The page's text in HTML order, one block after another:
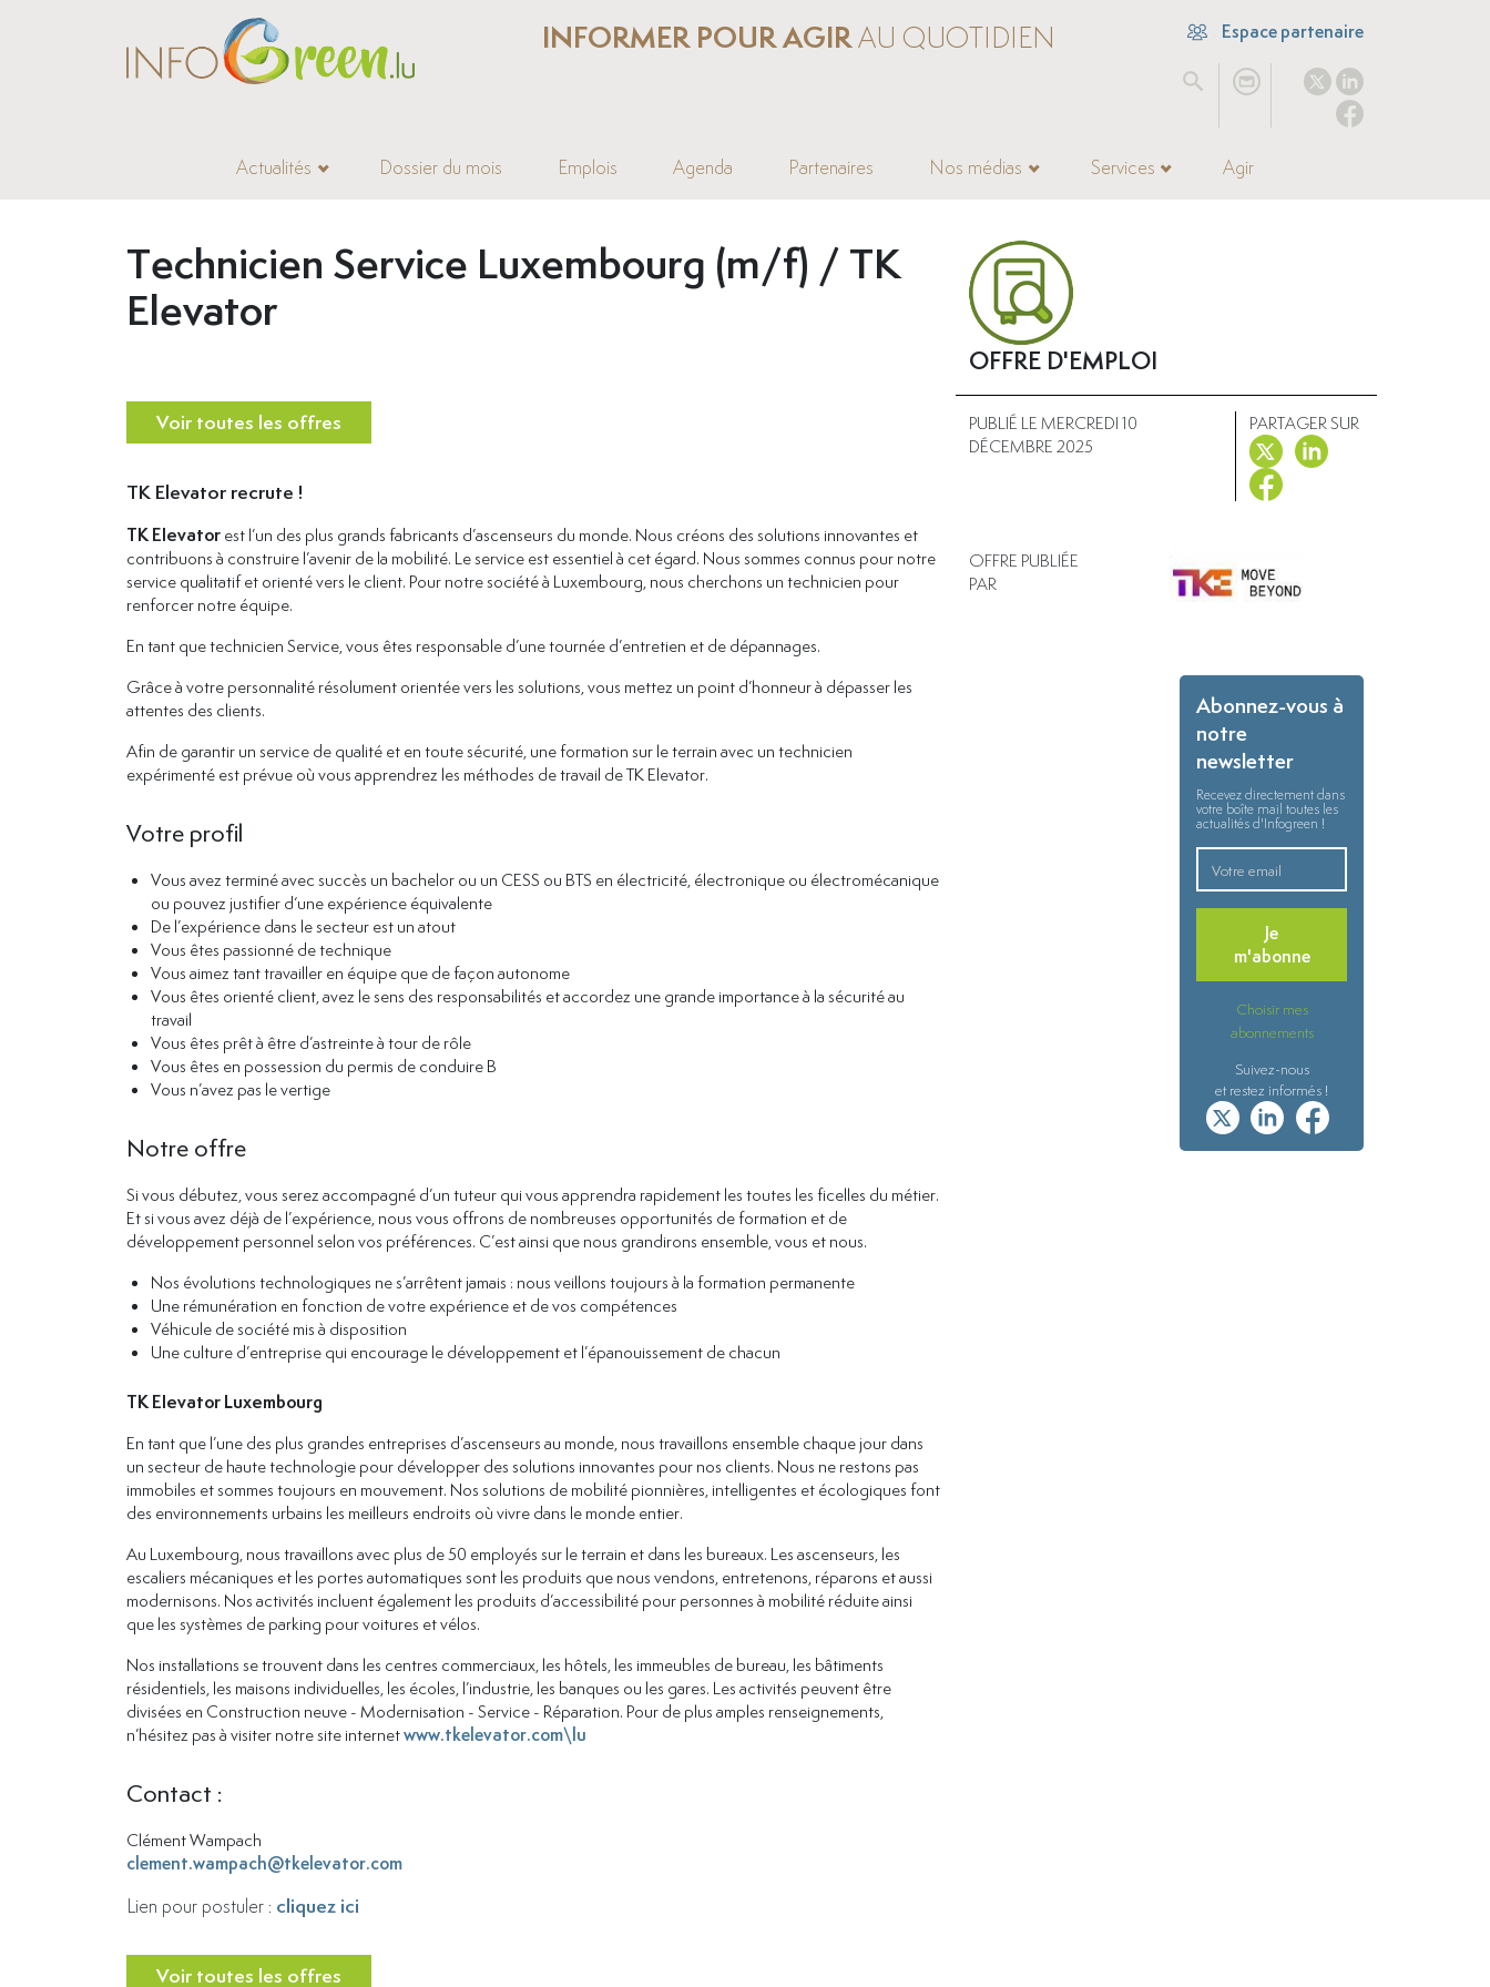
INFORMER POUR AGIRAU QUOTIDIEN Espace partenaire
Actualités Dossier du mois Emplois Agenda Partenaires Nos médias Services Agir
Technicien Service Luxembourg (m/f) / TK
Elevator
Voir toutes les offres
TK Elevator recrute !
TK Elevator est l’un des plus grands fabricants d’ascenseurs du monde. Nous créons des solutions innovantes et
contribuons à construire l’avenir de la mobilité. Le service est essentiel à cet égard. Nous sommes connus pour notre
service qualitatif et orienté vers le client. Pour notre société à Luxembourg, nous cherchons un technicien pour
renforcer notre équipe.
En tant que technicien Service, vous êtes responsable d’une tournée d’entretien et de dépannages.
Grâce à votre personnalité résolument orientée vers les solutions, vous mettez un point d’honneur à dépasser les
attentes des clients.
Afin de garantir un service de qualité et en toute sécurité, une formation sur le terrain avec un technicien
expérimenté est prévue où vous apprendrez les méthodes de travail de TK Elevator.
Votre profil
Vous avez terminé avec succès un bachelor ou un CESS ou BTS en électricité, électronique ou électromécanique
ou pouvez justifier d‘une expérience équivalente
De l’expérience dans le secteur est un atout
Vous êtes passionné de technique
Vous aimez tant travailler en équipe que de façon autonome
Vous êtes orienté client, avez le sens des responsabilités et accordez une grande importance à la sécurité au
travail
Vous êtes prêt à être d’astreinte à tour de rôle
Vous êtes en possession du permis de conduire B
Vous n’avez pas le vertige
Notre offre
Si vous débutez, vous serez accompagné d’un tuteur qui vous apprendra rapidement les toutes les ficelles du métier.
Et si vous avez déjà de l’expérience, nous vous offrons de nombreuses opportunités de formation et de
développement personnel selon vos préférences. C’est ainsi que nous grandirons ensemble, vous et nous.
Nos évolutions technologiques ne s’arrêtent jamais : nous veillons toujours à la formation permanente
Une rémunération en fonction de votre expérience et de vos compétences
Véhicule de société mis à disposition
Une culture d’entreprise qui encourage le développement et l’épanouissement de chacun
TK Elevator Luxembourg
En tant que l’une des plus grandes entreprises d’ascenseurs au monde, nous travaillons ensemble chaque jour dans
un secteur de haute technologie pour développer des solutions innovantes pour nos clients. Nous ne restons pas
immobiles et sommes toujours en mouvement. Nos solutions de mobilité pionnières, intelligentes et écologiques font
des environnements urbains les meilleurs endroits où vivre dans le monde entier.
Au Luxembourg, nous travaillons avec plus de 50 employés sur le terrain et dans les bureaux. Les ascenseurs, les
escaliers mécaniques et les portes automatiques sont les produits que nous vendons, entretenons, réparons et aussi
modernisons. Nos activités incluent également les produits d’accessibilité pour personnes à mobilité réduite ainsi
que les systèmes de parking pour voitures et vélos.
Nos installations se trouvent dans les centres commerciaux, les hôtels, les immeubles de bureau, les bâtiments
résidentiels, les maisons individuelles, les écoles, l’industrie, les banques ou les gares. Les activités peuvent être
divisées en Construction neuve - Modernisation - Service - Réparation. Pour de plus amples renseignements,
n’hésitez pas à visiter notre site internetwww.tkelevator.com\lu
Contact :
Clément Wampach
clement.wampach@tkelevator.com
Lien pour postuler : cliquez ici
Voir toutes les offres
OFFRE D'EMPLOI
PUBLIÉ LE MERCREDI 10
DÉCEMBRE 2025
PARTAGER SUR
OFFRE PUBLIÉE
PAR
Abonnez-vous à
notre
newsletter
Recevez directement dans
votre boîte mail toutes les
actualités d'Infogreen !
Je
m'abonne
Choisir mes
abonnements
Suivez-nous
et restez informés !